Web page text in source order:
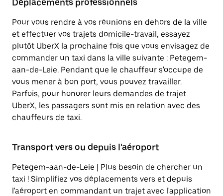
Déplacements professionnels
Pour vous rendre à vos réunions en dehors de la ville
et effectuer vos trajets domicile-travail, essayez
plutôt UberX la prochaine fois que vous envisagez de
commander un taxi dans la ville suivante : Petegem-
aan-de-Leie. Pendant que le chauffeur s'occupe de
vous mener à bon port, vous pouvez travailler.
Parfois, pour honorer leurs demandes de trajet
UberX, les passagers sont mis en relation avec des
chauffeurs de taxi.
Transport vers ou depuis l'aéroport
Petegem-aan-de-Leie | Plus besoin de chercher un
taxi ! Simplifiez vos déplacements vers et depuis
l'aéroport en commandant un trajet avec l'application